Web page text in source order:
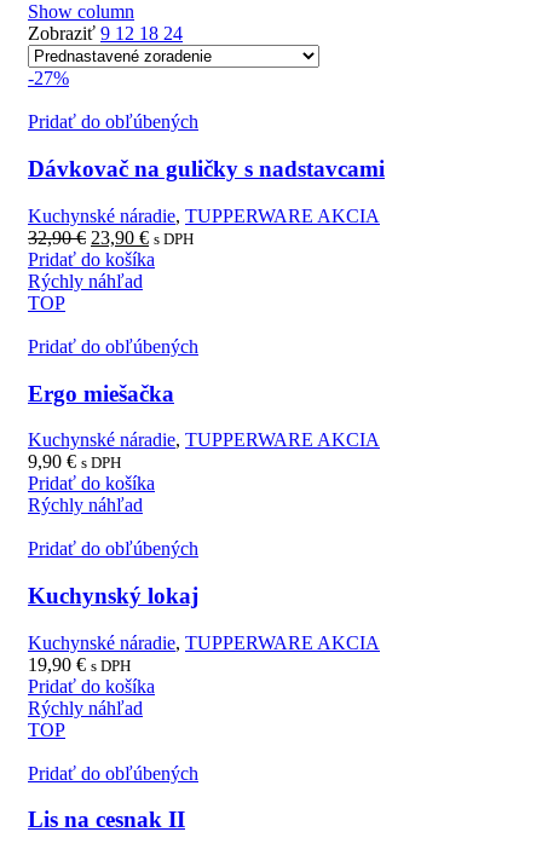
Show column
Zobraziť 9 12 18 24
-27%
Pridať do obľúbených
Dávkovač na guličky s nadstavcami
Kuchynské náradie, TUPPERWARE AKCIA
32,90€ 23,90 € s DPH
Pridať do košíka
Rýchly náhľad
TOP
Pridať do obľúbených
Ergo miešačka
Kuchynské náradie, TUPPERWARE AKCIA
9,90 € s DPH
Pridať do košíka
Rýchly náhľad
Pridať do obľúbených
Kuchynský lokaj
Kuchynské náradie, TUPPERWARE AKCIA
19,90 € s DPH
Pridať do košíka
Rýchly náhľad
TOP
Pridať do obľúbených
Lis na cesnak II